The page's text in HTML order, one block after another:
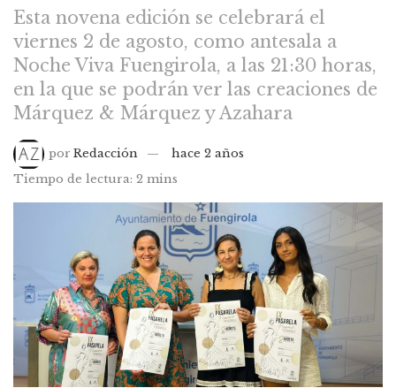
Esta novena edición se celebrará el
viernes 2 de agosto, como antesala a
Noche Viva Fuengirola, a las 21:30 horas,
en la que se podrán ver las creaciones de
Márquez & Márquez y Azahara
por Redacción
hace 2 años
Tiempo de lectura: 2 mins